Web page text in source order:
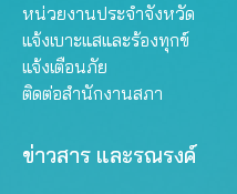
หน่วยงานประจำจังหวัด
แจ้งเบาะแสและร้องทุกข์
แจ้งเตือนภัย
ติดต่อสำนักงานสภา
ข่าวสาร และรณรงค์